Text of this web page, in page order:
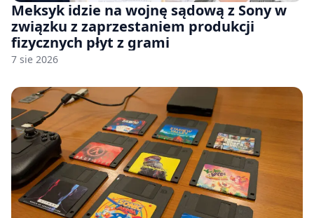
Meksyk idzie na wojnę sądową z Sony w
związku z zaprzestaniem produkcji
fizycznych płyt z grami
7 sie 2026